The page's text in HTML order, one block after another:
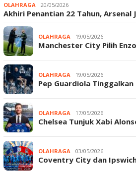
OLAHRAGA 20/05/2026
Akhiri Penantian 22 Tahun, Arsenal
OLAHRAGA 19/05/2026
Manchester City Pilih
OLAHRAGA 19/05/2026
Pep Guardiola
OLAHRAGA 17/05/2026
Chelsea Tunjuk Xabi
OLAHRAGA 03/05/2026
Coventry City dan